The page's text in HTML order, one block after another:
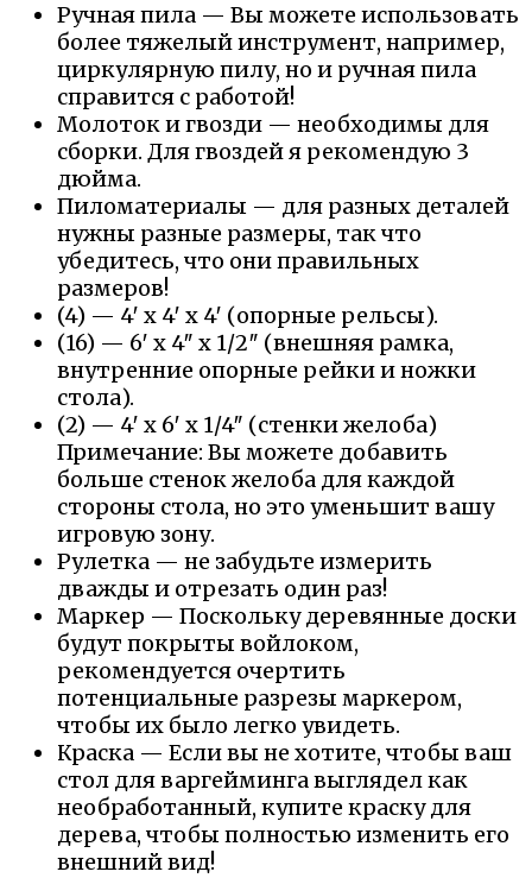
Ручная пила — Вы можете использовать
более тяжелый инструмент, например,
циркулярную пилу, но и ручная пила
справится с работой!
Молоток и гвозди — необходимы для
сборки. Для гвоздей я рекомендую 3
дюйма.
Пиломатериалы — для разных деталей
нужны разные размеры, так что
убедитесь, что они правильных
размеров!
(4) — 4′ x 4′ x 4′ (опорные рельсы).
(16) — 6′ x 4″ x 1/2″ (внешняя рамка,
внутренние опорные рейки и ножки
стола).
(2) — 4′ x 6′ x 1/4″ (стенки желоба)
Примечание: Вы можете добавить
больше стенок желоба для каждой
стороны стола, но это уменьшит вашу
игровую зону.
Рулетка — не забудьте измерить
дважды и отрезать один раз!
Маркер — Поскольку деревянные доски
будут покрыты войлоком,
рекомендуется очертить
потенциальные разрезы маркером,
чтобы их было легко увидеть.
Краска — Если вы не хотите, чтобы ваш
стол для варгейминга выглядел как
необработанный, купите краску для
дерева, чтобы полностью изменить его
внешний вид!